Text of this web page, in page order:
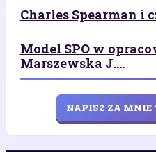
Charles Spearman i
Model SPO w
Marszewska J....
NAPISZ ZA